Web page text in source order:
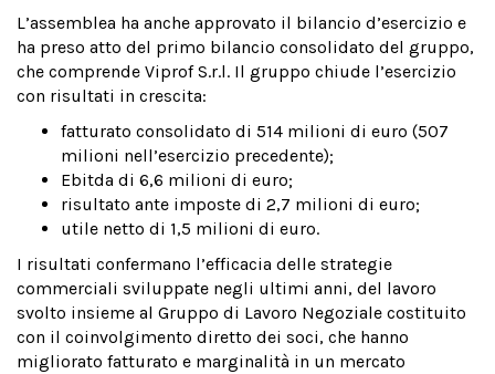
L’assemblea ha anche approvato il bilancio d’esercizio e
ha preso atto del primo bilancio consolidato del gruppo,
che comprende Viprof S.r.l. Il gruppo chiude l’esercizio
con risultati in crescita:
fatturato consolidato di 514 milioni di euro (507
milioni nell’esercizio precedente);
Ebitda di 6,6 milioni di euro;
risultato ante imposte di 2,7 milioni di euro;
utile netto di 1,5 milioni di euro.
I risultati confermano l’efficacia delle strategie
commerciali sviluppate negli ultimi anni, del lavoro
svolto insieme al Gruppo di Lavoro Negoziale costituito
con il coinvolgimento diretto dei soci, che hanno
migliorato fatturato e marginalità in un mercato